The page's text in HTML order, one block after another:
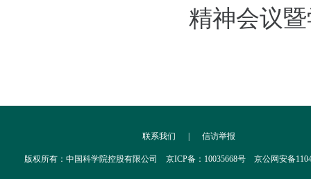
精神会议
联系我们 信访举报
版权所有：中国科学院控股有限公司 京ICP备：10035668号 京公网安备